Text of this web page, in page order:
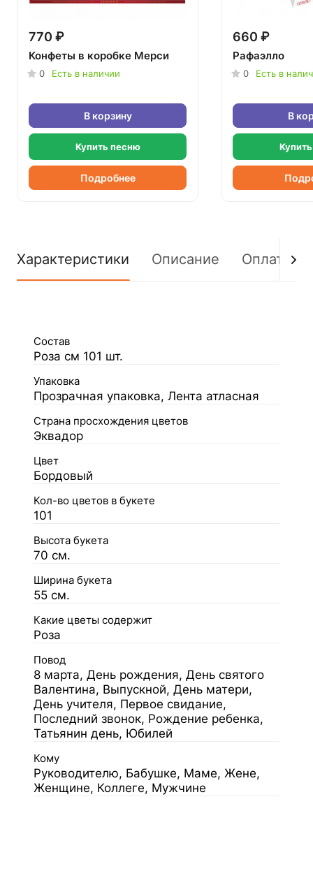
770 ₽
Конфеты в коробке Мерси
0 Есть в наличии
В корзину
Купить песню
Подробнее
660 ₽
Рафаэлло
0 Есть в
В
Характеристики Описание Оплата
Состав
Роза см 101 шт.
Упаковка
Прозрачная упаковка, Лента атласная
Страна просхождения цветов
Эквадор
Цвет
Бордовый
Кол-во цветов в букете
101
Высота букета
70 см.
Ширина букета
55 см.
Какие цветы содержит
Роза
Повод
8 марта, День рождения, День святого
Валентина, Выпускной, День матери,
День учителя, Первое свидание,
Последний звонок, Рождение ребенка,
Татьянин день, Юбилей
Кому
Руководителю, Бабушке, Маме, Жене,
Женщине, Коллеге, Мужчине